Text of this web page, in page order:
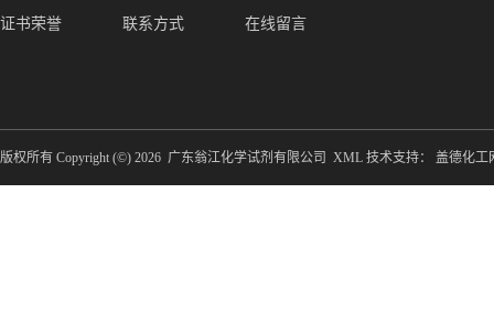
证书荣誉 联系方式 在线留言
版权所有 Copyright (©) 2026 广东翁江化学试剂有限公司 XML 技术支持： 盖德化工